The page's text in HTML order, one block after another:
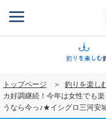
ン
ツ
に
釣りを楽しむ
トップページ 釣りを楽し
カ好調継続！今年は女性でも
うなら今っ♪★イシグロ三河安